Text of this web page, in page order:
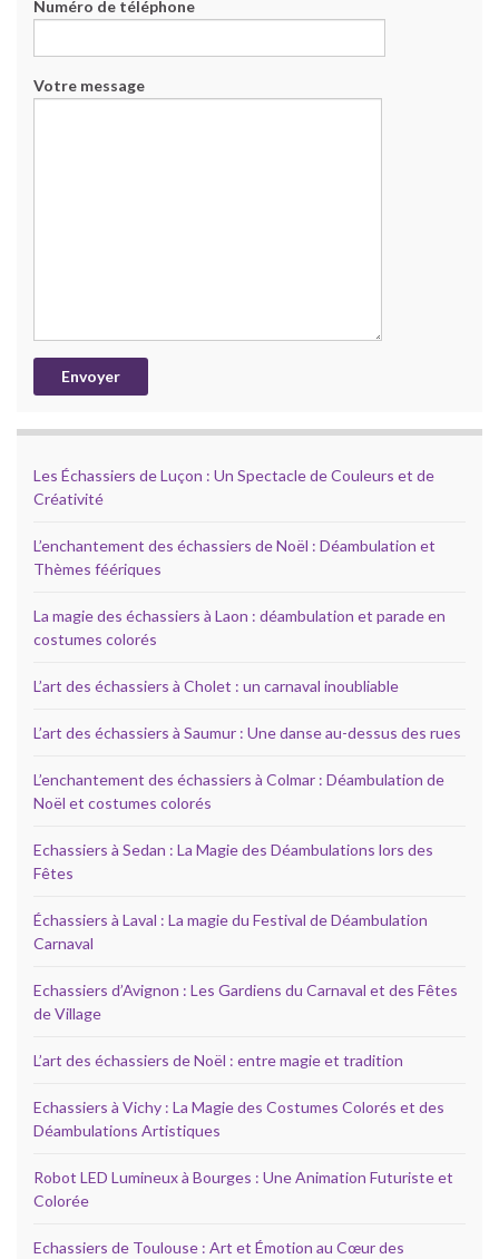
Numéro de téléphone
Votre message
Les Échassiers de Luçon : Un Spectacle de Couleurs et de
Créativité
L’enchantement des échassiers de Noël : Déambulation et
Thèmes féériques
La magie des échassiers à Laon : déambulation et parade en
costumes colorés
L’art des échassiers à Cholet : un carnaval inoubliable
L’art des échassiers à Saumur : Une danse au-dessus des rues
L’enchantement des échassiers à Colmar : Déambulation de
Noël et costumes colorés
Echassiers à Sedan : La Magie des Déambulations lors des
Fêtes
Échassiers à Laval : La magie du Festival de Déambulation
Carnaval
Echassiers d’Avignon : Les Gardiens du Carnaval et des Fêtes
de Village
L’art des échassiers de Noël : entre magie et tradition
Echassiers à Vichy : La Magie des Costumes Colorés et des
Déambulations Artistiques
Robot LED Lumineux à Bourges : Une Animation Futuriste et
Colorée
Echassiers de Toulouse : Art et Émotion au Cœur des